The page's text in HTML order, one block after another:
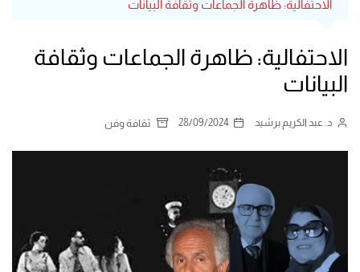
الاحتفالية: ظاهرة الجماعات وثقافة البيانات
الاحتفالية: ظاهرة الجماعات وثقافة
البيانات
د. عبد الكريم برشيد 28/09/2024 ثقافة وفن